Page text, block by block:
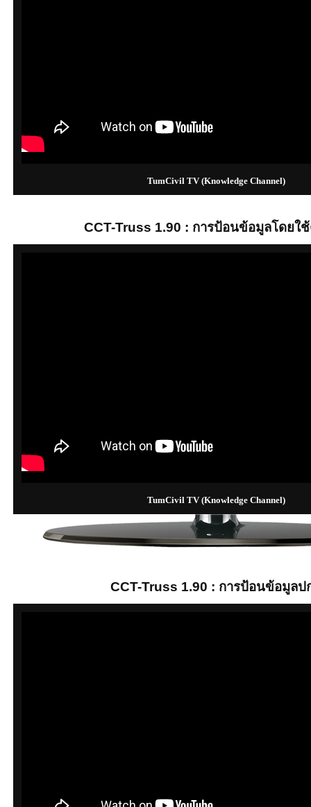
TumCivil TV (Knowledge Channel)
CCT-Truss 1.90 : การป้อนข้อมูลโดยใ
TumCivil TV (Knowledge Channel)
CCT-Truss 1.90 : การป้อนข้อมูลป